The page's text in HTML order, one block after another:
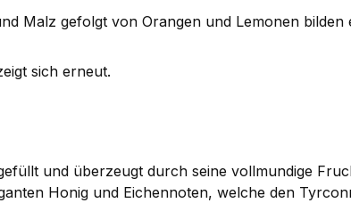
Malz gefolgt von Orangen und Lemonen bilden
sich erneut.
und überzeugt durch seine vollmundige
Honig und Eichennoten, welche den